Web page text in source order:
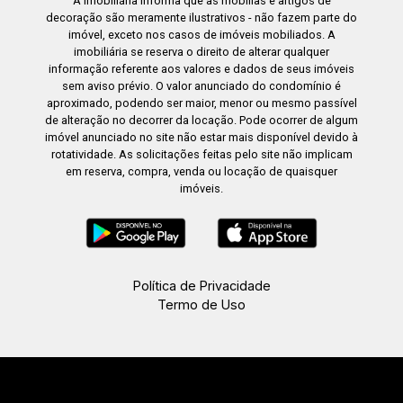
decoração são meramente ilustrativos - não fazem parte do
imóvel, exceto nos casos de imóveis mobiliados. A
imobiliária se reserva o direito de alterar qualquer
informação referente aos valores e dados de seus imóveis
sem aviso prévio. O valor anunciado do condomínio é
aproximado, podendo ser maior, menor ou mesmo passível
de alteração no decorrer da locação. Pode ocorrer de algum
imóvel anunciado no site não estar mais disponível devido à
rotatividade. As solicitações feitas pelo site não implicam
em reserva, compra, venda ou locação de quaisquer
imóveis.
Política de Privacidade
Termo de Uso